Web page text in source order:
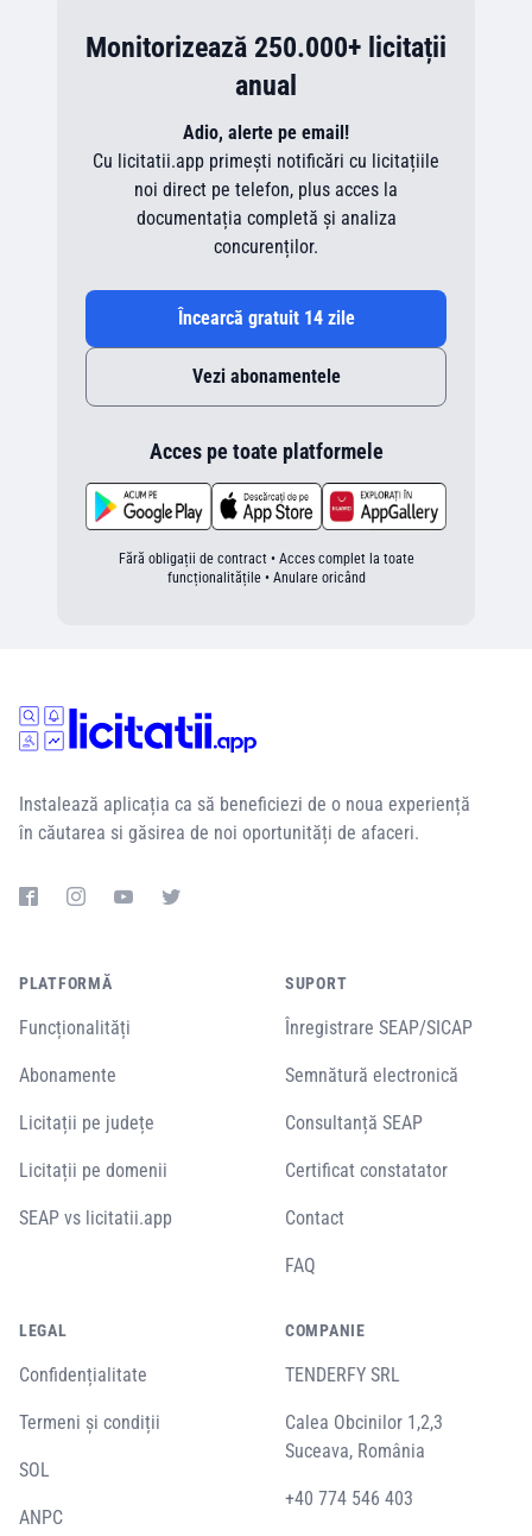
Monitorizează 250.000+ licitații
anual
Adio, alerte pe email!
Cu licitatii.app primești notificări cu licitațiile
noi direct pe telefon, plus acces la
documentația completă și analiza
concurenților.
Încearcă gratuit 14 zile
Vezi abonamentele
Acces pe toate platformele
Fără obligații de contract • Acces complet la toate
funcționalitățile • Anulare oricând
Instalează aplicația ca să beneficiezi de o noua experiență
în căutarea si găsirea de noi oportunități de afaceri.
PLATFORMĂ
Funcționalități
Abonamente
Licitații pe județe
Licitații pe domenii
SEAP vs licitatii.app
SUPORT
Înregistrare SEAP/SICAP
Semnătură electronică
Consultanță SEAP
Certificat constatator
Contact
FAQ
LEGAL
Confidențialitate
Termeni și condiții
SOL
ANPC
COMPANIE
TENDERFY SRL
Calea Obcinilor 1,2,3
Suceava, România
+40 774 546 403